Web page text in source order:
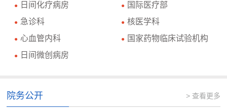
● 日间化疗病房 ● 国际医疗部
● 急诊科 ● 核医学科
● 心血管内科 ● 国家药物临床试验机构
● 日间微创病房
院务公开 > 查看更多